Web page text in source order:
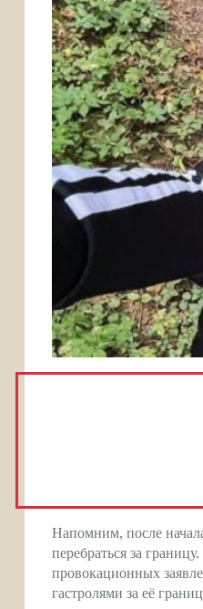
Напомним, после
перебраться за
провокационных
гастролями за её